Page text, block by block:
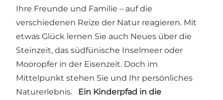
Ihre Freunde und Familie – auf die
verschiedenen Reize der Natur reagieren. Mit
etwas Glück lernen Sie auch Neues über die
Steinzeit, das südfünische Inselmeer oder
Mooropfer in der Eisenzeit. Doch im
Mittelpunkt stehen Sie und Ihr persönliches
Naturerlebnis. Ein Kinderpfad in die